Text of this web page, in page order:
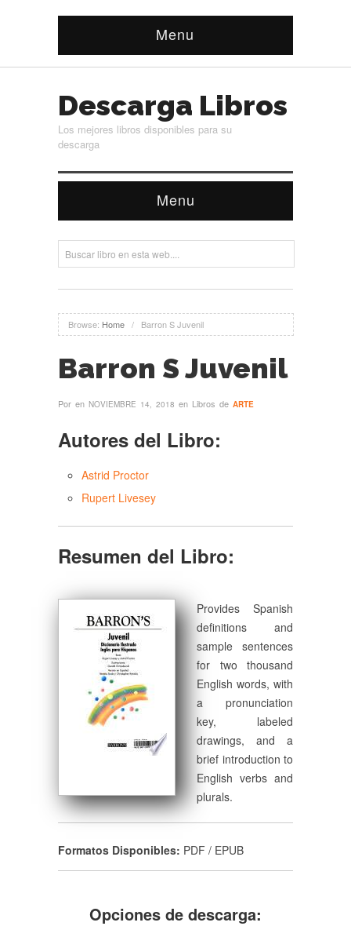
Menu
Descarga Libros
Los mejores libros disponibles para su
descarga
Menu
Browse: Home / Barron S Juvenil
Barron S Juvenil
Por en NOVIEMBRE 14, 2018 en Libros de ARTE
Autores del Libro:
Astrid Proctor
Rupert Livesey
Resumen del Libro:
Provides Spanish
definitions and
sample sentences
for two thousand
English words, with
a pronunciation
key, labeled
drawings, and a
brief introduction to
English verbs and
plurals.
Formatos Disponibles: PDF / EPUB
Opciones de descarga: